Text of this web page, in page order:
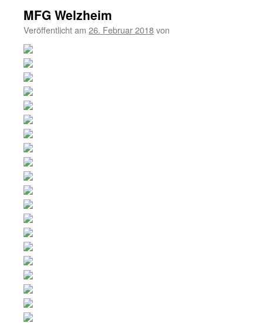
MFG Welzheim
Veröffentlicht am 26. Februar 2018von